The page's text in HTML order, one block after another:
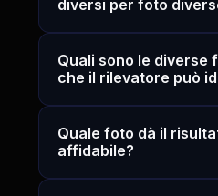
diversi per foto
Quali sono le diverse
che il rilevatore può
Quale foto dà il
affidabile?